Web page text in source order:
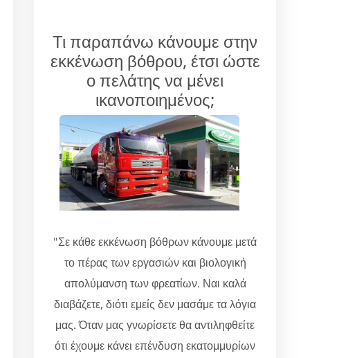
Τι παραπάνω κάνουμε στην
εκκένωση βόθρου, έτσι ώστε
ο πελάτης να μένει
ικανοποιημένος;
"Σε κάθε εκκένωση βόθρων κάνουμε μετά
το πέρας των εργασιών και βιολογική
απολύμανση των φρεατίων. Ναι καλά
διαβάζετε, διότι εμείς δεν μασάμε τα λόγια
μας. Όταν μας γνωρίσετε θα αντιληφθείτε
ότι έχουμε κάνει επένδυση εκατομμυρίων